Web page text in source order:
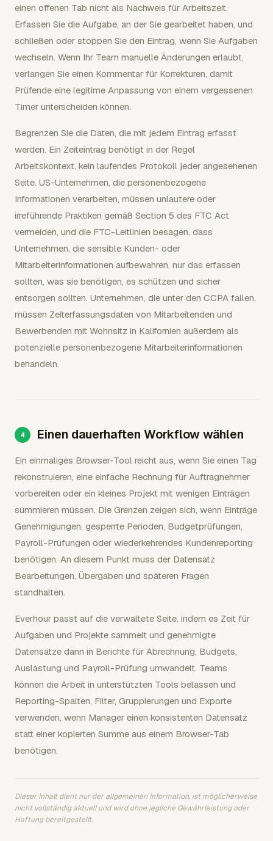
einen offenen Tab nicht als Nachweis für Arbeitszeit.
Erfassen Sie die Aufgabe, an der Sie gearbeitet haben, und
schließen oder stoppen Sie den Eintrag, wenn Sie Aufgaben
wechseln. Wenn Ihr Team manuelle Änderungen erlaubt,
verlangen Sie einen Kommentar für Korrekturen, damit
Prüfende eine legitime Anpassung von einem vergessenen
Timer unterscheiden können.
Begrenzen Sie die Daten, die mit jedem Eintrag erfasst
werden. Ein Zeiteintrag benötigt in der Regel
Arbeitskontext, kein laufendes Protokoll jeder angesehenen
Seite. US-Unternehmen, die personenbezogene
Informationen verarbeiten, müssen unlautere oder
irreführende Praktiken gemäß Section 5 des FTC Act
vermeiden, und die FTC-Leitlinien besagen, dass
Unternehmen, die sensible Kunden- oder
Mitarbeiterinformationen aufbewahren, nur das erfassen
sollten, was sie benötigen, es schützen und sicher
entsorgen sollten. Unternehmen, die unter den CCPA fallen,
müssen Zeiterfassungsdaten von Mitarbeitenden und
Bewerbenden mit Wohnsitz in Kalifornien außerdem als
potenzielle personenbezogene Mitarbeiterinformationen
behandeln.
Einen dauerhaften Workflow wählen
Ein einmaliges Browser-Tool reicht aus, wenn Sie einen Tag
rekonstruieren, eine einfache Rechnung für Auftragnehmer
vorbereiten oder ein kleines Projekt mit wenigen Einträgen
summieren müssen. Die Grenzen zeigen sich, wenn Einträge
Genehmigungen, gesperrte Perioden, Budgetprüfungen,
Payroll-Prüfungen oder wiederkehrendes Kundenreporting
benötigen. An diesem Punkt muss der Datensatz
Bearbeitungen, Übergaben und späteren Fragen
standhalten.
Everhour passt auf die verwaltete Seite, indem es Zeit für
Aufgaben und Projekte sammelt und genehmigte
Datensätze dann in Berichte für Abrechnung, Budgets,
Auslastung und Payroll-Prüfung umwandelt. Teams
können die Arbeit in unterstützten Tools belassen und
Reporting-Spalten, Filter, Gruppierungen und Exporte
verwenden, wenn Manager einen konsistenten Datensatz
statt einer kopierten Summe aus einem Browser-Tab
benötigen.
Dieser Inhalt dient nur der allgemeinen Information, ist möglicherweise
nicht vollständig aktuell und wird ohne jegliche Gewährleistung oder
Haftung bereitgestellt.